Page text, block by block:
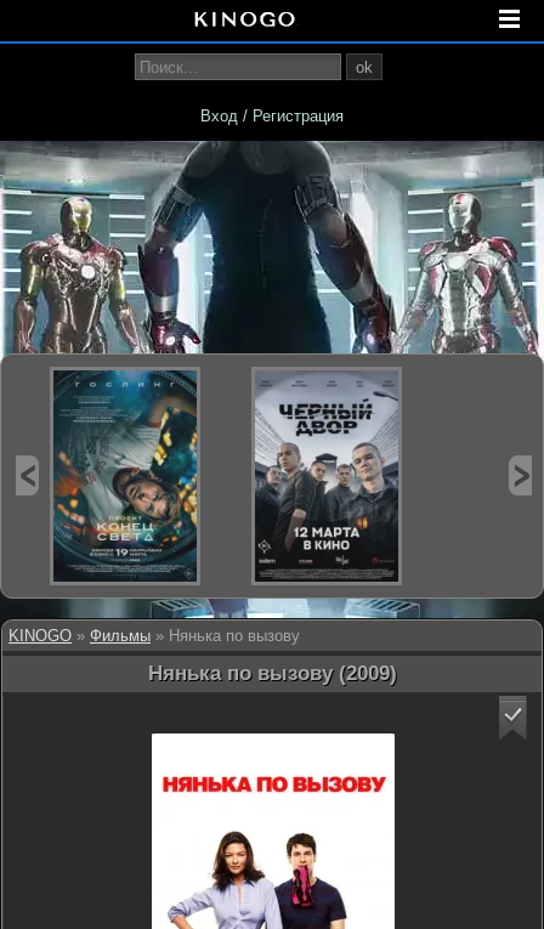
KINOGO » Фильмы » Нянька по вызову
Нянька по вызову (2009)
ok
Вход / Регистрация